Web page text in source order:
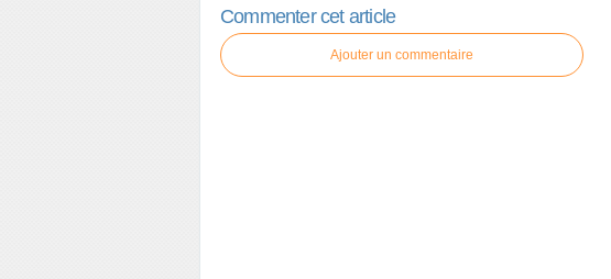
Commenter cet article
Ajouter un commentaire